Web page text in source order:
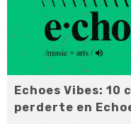
Echoes Vibes: 10
perderte en